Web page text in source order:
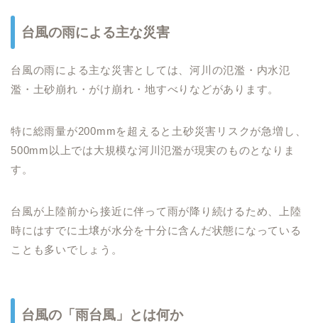
台風の雨による主な災害
台風の雨による主な災害としては、河川の氾濫・内水氾
濫・土砂崩れ・がけ崩れ・地すべりなどがあります。
特に総雨量が200mmを超えると土砂災害リスクが急増し、
500mm以上では大規模な河川氾濫が現実のものとなりま
す。
台風が上陸前から接近に伴って雨が降り続けるため、上陸
時にはすでに土壌が水分を十分に含んだ状態になっている
ことも多いでしょう。
台風の「雨台風」とは何か